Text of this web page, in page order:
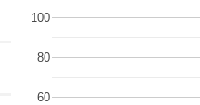
60
80
100